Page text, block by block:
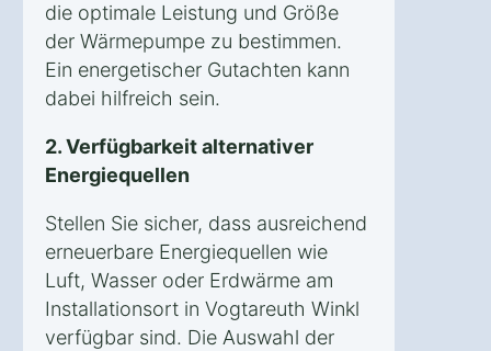
die optimale Leistung und Größe
der Wärmepumpe zu bestimmen.
Ein energetischer Gutachten kann
dabei hilfreich sein.
2. Verfügbarkeit alternativer
Energiequellen
Stellen Sie sicher, dass ausreichend
erneuerbare Energiequellen wie
Luft, Wasser oder Erdwärme am
Installationsort in Vogtareuth Winkl
verfügbar sind. Die Auswahl der